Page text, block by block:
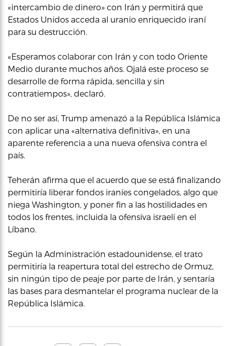
«intercambio de dinero» con Irán y permitirá que
Estados Unidos acceda al uranio enriquecido iraní
para su destrucción.
«Esperamos colaborar con Irán y con todo Oriente
Medio durante muchos años. Ojalá este proceso se
desarrolle de forma rápida, sencilla y sin
contratiempos», declaró.
De no ser así, Trump amenazó a la República Islámica
con aplicar una «alternativa definitiva», en una
aparente referencia a una nueva ofensiva contra el
país.
Teherán afirma que el acuerdo que se está finalizando
permitiría liberar fondos iraníes congelados, algo que
niega Washington, y poner fin a las hostilidades en
todos los frentes, incluida la ofensiva israelí en el
Líbano.
Según la Administración estadounidense, el trato
permitiría la reapertura total del estrecho de Ormuz,
sin ningún tipo de peaje por parte de Irán, y sentaría
las bases para desmantelar el programa nuclear de la
República Islámica.